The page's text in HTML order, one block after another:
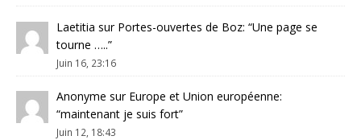
Laetitia sur Portes-ouvertes de Boz: “Une page se
tourne …..”
Juin 16, 23:16
Anonyme sur Europe et Union européenne:
“maintenant je suis fort”
Juin 12, 18:43